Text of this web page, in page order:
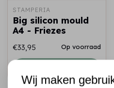
STAMPERIA
Big silicon mould
A4 - Friezes
€33,95 Op voorraad
Wij maken